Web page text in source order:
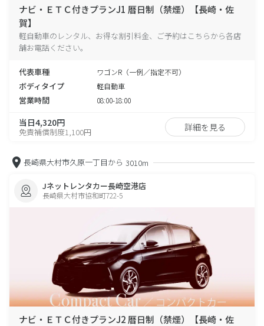
ナビ・ＥＴＣ付きプランJ1 暦日制（禁煙）【長崎・佐
賀】
軽自動車のレンタル、お得な割引料金、ご予約はこちらから各店
舗お電話ください。
代表車種 ワゴンR（一例／指定不可）
ボディタイプ 軽自動車
営業時間 08:00-18:00
当日4,320円
免責補償制度1,100円 詳細を見る
長崎県大村市久原一丁目から 3010m
Jネットレンタカー長崎空港店
長崎県大村市協和町722-5
ナビ・ＥＴＣ付きプランJ2 暦日制（禁煙）【長崎・佐